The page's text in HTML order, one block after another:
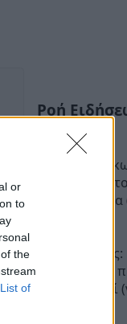
or
to
the
List of
Ροή
Νεάπολη
ενδιαφέρον
στην
της γραμμής
νέοι σταθμοί